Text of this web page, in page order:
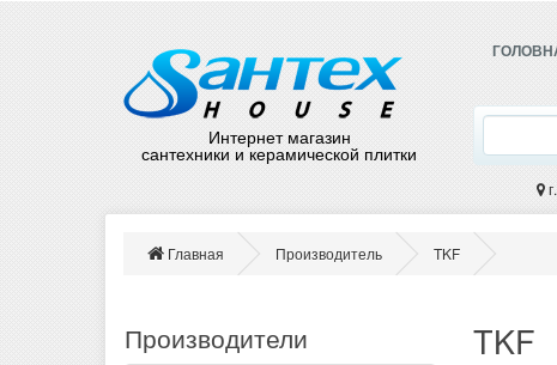
Интернет магазин
сантехники и керамической плитки
Главная Производитель TKF
Производители TKF